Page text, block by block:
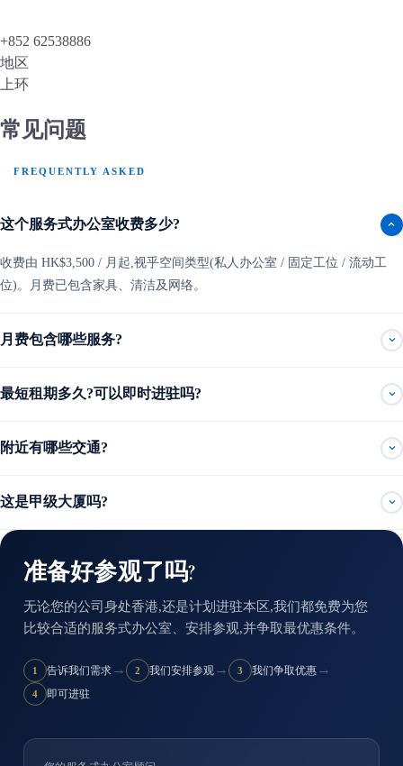
+852 62538886
地区
上环
常见问题
FREQUENTLY ASKED
这个服务式办公室收费多少?
收费由 HK$3,500 / 月起,视乎空间类型(私人办公室 / 固定工位 / 流动工
位)。月费已包含家具、清洁及网络。
月费包含哪些服务?
最短租期多久?可以即时进驻吗?
附近有哪些交通?
这是甲级大厦吗?
准备好参观了吗?
无论您的公司身处香港,还是计划进驻本区,我们都免费为您
比较合适的服务式办公室、安排参观,并争取最优惠条件。
1 告诉我们需求 → 2 我们安排参观 → 3 我们争取优惠 →
4 即可进驻